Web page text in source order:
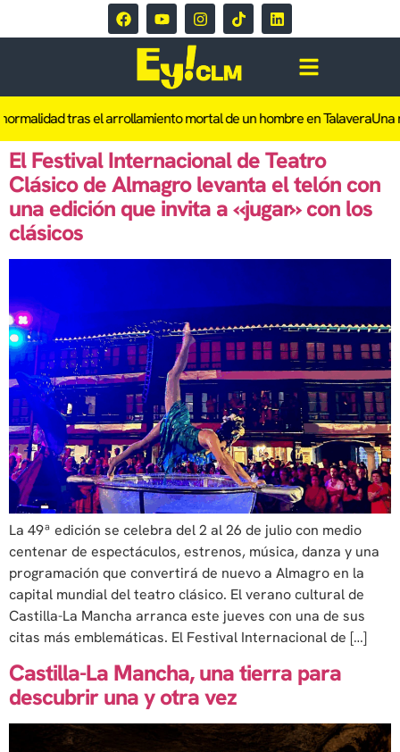
tras el arrollamiento mortal de un hombre en TalaveraUna
El Festival Internacional de Teatro
Clásico de Almagro levanta el telón con
una edición que invita a «jugar» con los
clásicos
La 49ª edición se celebra del 2 al 26 de julio con medio
centenar de espectáculos, estrenos, música, danza y una
programación que convertirá de nuevo a Almagro en la
capital mundial del teatro clásico. El verano cultural de
Castilla-La Mancha arranca este jueves con una de sus
citas más emblemáticas. El Festival Internacional de […]
Castilla-La Mancha, una tierra para
descubrir una y otra vez